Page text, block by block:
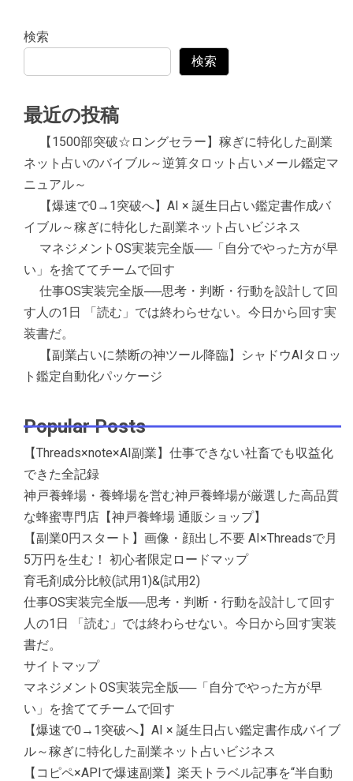
検索
検索
最近の投稿
【1500部突破☆ロングセラー】稼ぎに特化した副業
ネット占いのバイブル～逆算タロット占いメール鑑定マ
ニュアル～
【爆速で0→1突破へ】AI × 誕生日占い鑑定書作成バ
イブル～稼ぎに特化した副業ネット占いビジネス
マネジメントOS実装完全版──「自分でやった方が早
い」を捨ててチームで回す
仕事OS実装完全版──思考・判断・行動を設計して回
す人の1日 「読む」では終わらせない。今日から回す実
装書だ。
【副業占いに禁断の神ツール降臨】シャドウAIタロッ
ト鑑定自動化パッケージ
Popular Posts
【Threads×note×AI副業】仕事できない社畜でも収益化
できた全記録
神戸養蜂場・養蜂場を営む神戸養蜂場が厳選した高品質
な蜂蜜専門店【神戸養蜂場 通販ショップ】
【副業0円スタート】画像・顔出し不要 AI×Threadsで月
5万円を生む！ 初心者限定ロードマップ
育毛剤成分比較(試用1)&(試用2)
仕事OS実装完全版──思考・判断・行動を設計して回す
人の1日 「読む」では終わらせない。今日から回す実装
書だ。
サイトマップ
マネジメントOS実装完全版──「自分でやった方が早
い」を捨ててチームで回す
【爆速で0→1突破へ】AI × 誕生日占い鑑定書作成バイブ
ル～稼ぎに特化した副業ネット占いビジネス
【コピペ×APIで爆速副業】楽天トラベル記事を“半自動